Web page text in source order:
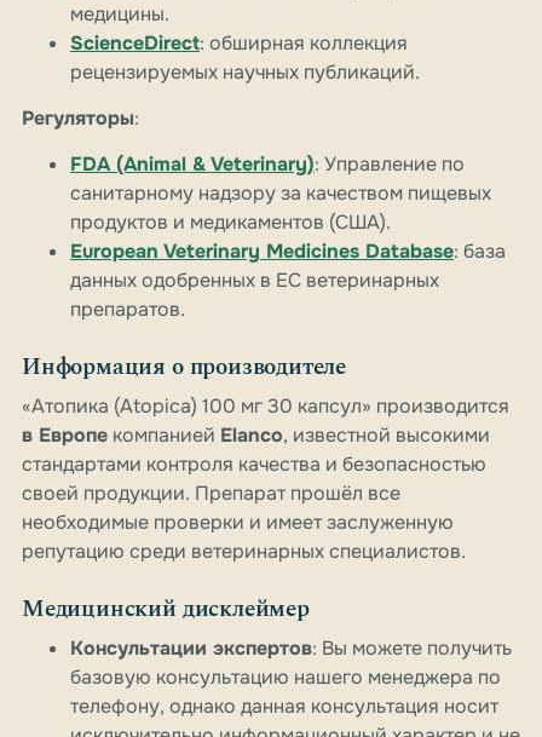
медицины.
ScienceDirect: обширная коллекция
рецензируемых научных публикаций.
Регуляторы:
FDA (Animal & Veterinary): Управление по
санитарному надзору за качеством пищевых
продуктов и медикаментов (США).
European Veterinary Medicines Database: база
данных одобренных в ЕС ветеринарных
препаратов.
Информация о производителе
«Атопика (Atopica) 100 мг 30 капсул» производится
в Европе компанией Elanco, известной высокими
стандартами контроля качества и безопасностью
своей продукции. Препарат прошёл все
необходимые проверки и имеет заслуженную
репутацию среди ветеринарных специалистов.
Медицинский дисклеймер
Консультации экспертов: Вы можете получить
базовую консультацию нашего менеджера по
телефону, однако данная консультация носит